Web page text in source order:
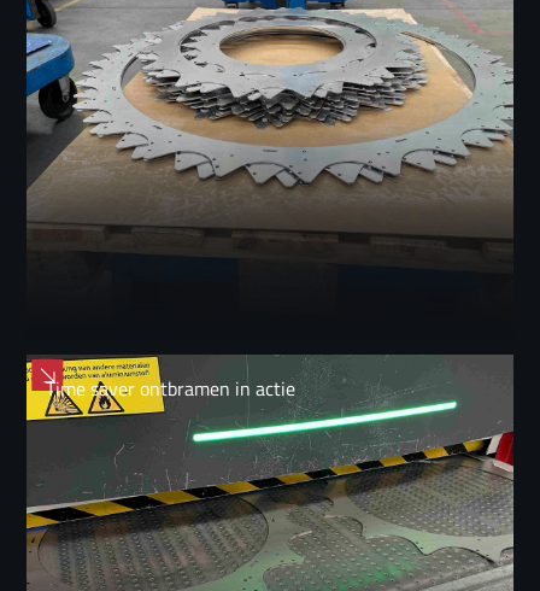
Time saver ontbramen in actie